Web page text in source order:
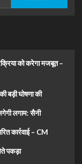
को करेगा मजबूत –
बड़ी घोषणा की
लगाम: सैनी
कार्रवाई – CM
पकड़ा